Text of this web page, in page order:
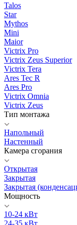
Talos
Star
Mythos
Mini
Maior
Victrix Pro
Victrix Zeus Superior
Victrix Tera
Ares Tec R
Ares Pro
Victrix Omnia
Victrix Zeus
Тип монтажа
Напольный
Настенный
Камера сгорания
Открытая
Закрытая
Закрытая
Мощность
10-24 кВт
24-35 кВт